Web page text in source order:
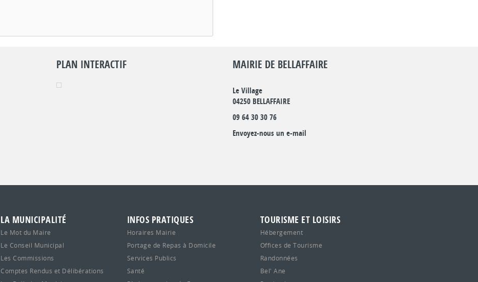
PLAN INTERACTIF MAIRIE DE BELLAFFAIRE
Le Village
04250 BELLAFFAIRE
09 64 30 30 76
Envoyez-nous un e-mail
LA MUNICIPALITÉ
Le Mot du Maire
Le Conseil Municipal
Les Commissions
Comptes Rendus et Délibérations
INFOS PRATIQUES
Horaires Mairie
Portage de Repas à Domicile
Services Publics
Santé
TOURISME ET LOISIRS
Hébergement
Offices de Tourisme
Randonnées
Bel' Ane